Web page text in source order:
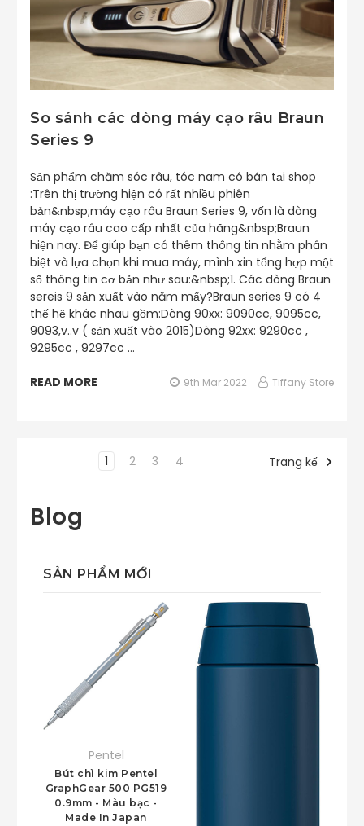
Blog
SẢN PHẨM MỚI
Pentel
Bút chì kim Pentel
GraphGear 500 PG519
0.9mm - Màu bạc -
Made In Japan
So sánh các dòng máy cạo râu Braun
Series 9
Sản phẩm chăm sóc râu, tóc nam có bán tại shop
:Trên thị trường hiện có rất nhiều phiên
bản&nbsp;máy cạo râu Braun Series 9, vốn là dòng
máy cạo râu cao cấp nhất của hãng&nbsp;Braun
hiện nay. Để giúp bạn có thêm thông tin nhằm phân
biệt và lựa chọn khi mua máy, mình xin tổng hợp một
số thông tin cơ bản như sau:&nbsp;1. Các dòng Braun
sereis 9 sản xuất vào năm mấy?Braun series 9 có 4
thế hệ khác nhau gồm:Dòng 90xx: 9090cc, 9095cc,
9093,v..v ( sản xuất vào 2015)Dòng 92xx: 9290cc ,
9295cc , 9297cc …
READ MORE 9th Mar 2022 Tiffany Store
1 2 3 4 Trang kế